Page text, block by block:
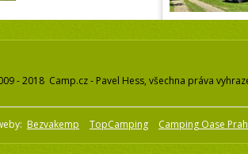
- 2018 Camp.cz - Pavel Hess, všechna práva
Bezvakemp TopCamping Camping Oase